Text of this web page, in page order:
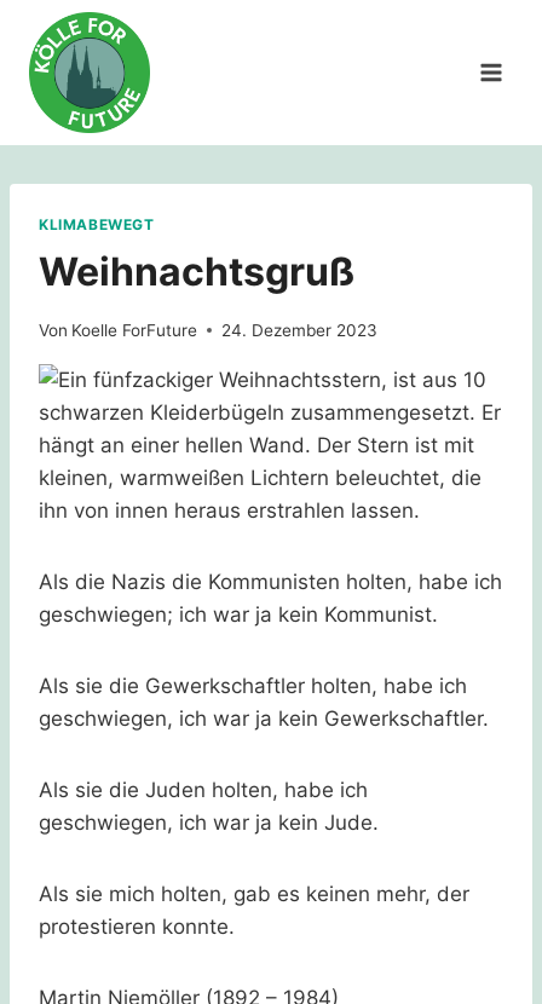
Inhalt
springen
KLIMABEWEGT
Weihnachtsgruß
Von Koelle ForFuture 24. Dezember 2023
Als die Nazis die Kommunisten holten, habe ich
geschwiegen; ich war ja kein Kommunist.
Als sie die Gewerkschaftler holten, habe ich
geschwiegen, ich war ja kein Gewerkschaftler.
Als sie die Juden holten, habe ich
geschwiegen, ich war ja kein Jude.
Als sie mich holten, gab es keinen mehr, der
protestieren konnte.
Martin Niemöller (1892 – 1984)